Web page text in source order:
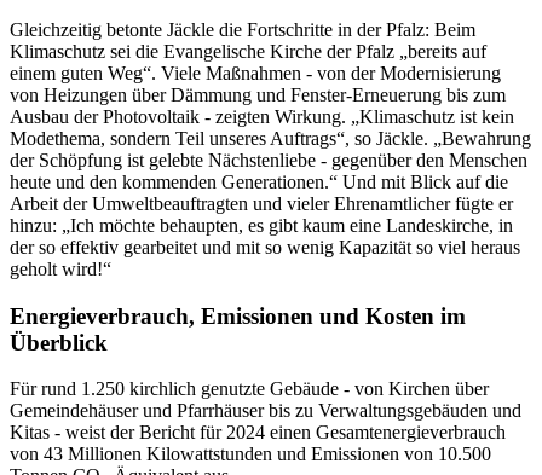
Gleichzeitig betonte Jäckle die Fortschritte in der Pfalz: Beim
Klimaschutz sei die Evangelische Kirche der Pfalz „bereits auf
einem guten Weg“. Viele Maßnahmen - von der Modernisierung
von Heizungen über Dämmung und Fenster-Erneuerung bis zum
Ausbau der Photovoltaik - zeigten Wirkung. „Klimaschutz ist kein
Modethema, sondern Teil unseres Auftrags“, so Jäckle. „Bewahrung
der Schöpfung ist gelebte Nächstenliebe - gegenüber den Menschen
heute und den kommenden Generationen.“ Und mit Blick auf die
Arbeit der Umweltbeauftragten und vieler Ehrenamtlicher fügte er
hinzu: „Ich möchte behaupten, es gibt kaum eine Landeskirche, in
der so effektiv gearbeitet und mit so wenig Kapazität so viel heraus
geholt wird!“
Energieverbrauch, Emissionen und Kosten im
Überblick
Für rund 1.250 kirchlich genutzte Gebäude - von Kirchen über
Gemeindehäuser und Pfarrhäuser bis zu Verwaltungsgebäuden und
Kitas - weist der Bericht für 2024 einen Gesamtenergieverbrauch
von 43 Millionen Kilowattstunden und Emissionen von 10.500